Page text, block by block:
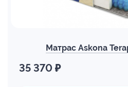
Матрас Askona
35 370 ₽